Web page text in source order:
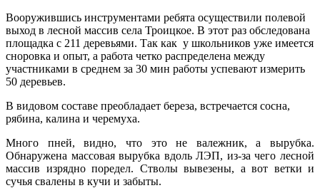
Вооружившись инструментами ребята осуществили полевой
выход в лесной массив села Троицкое. В этот раз обследована
площадка с 211 деревьями. Так как у школьников уже имеется
сноровка и опыт, а работа четко распределена между
участниками в среднем за 30 мин работы успевают измерить
50 деревьев.
В видовом составе преобладает береза, встречается сосна,
рябина, калина и черемуха.
Много пней, видно, что это не валежник, а вырубка.
Обнаружена массовая вырубка вдоль ЛЭП, из-за чего лесной
массив изрядно поредел. Стволы вывезены, а вот ветки и
сучья свалены в кучи и забыты.